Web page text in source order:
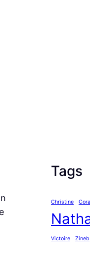
Tags
Christine
Victoire Zineb